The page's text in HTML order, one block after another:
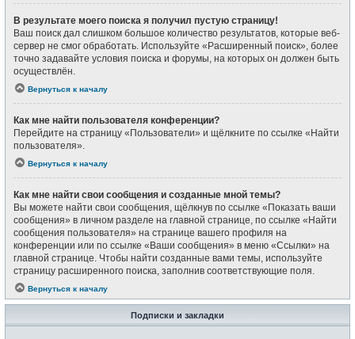
В результате моего поиска я получил пустую страницу!
Ваш поиск дал слишком большое количество результатов, которые веб-
сервер не смог обработать. Используйте «Расширенный поиск», более
точно задавайте условия поиска и форумы, на которых он должен быть
осуществлён.
Вернуться к началу
Как мне найти пользователя конференции?
Перейдите на страницу «Пользователи» и щёлкните по ссылке «Найти
пользователя».
Вернуться к началу
Как мне найти свои сообщения и созданные мной темы?
Вы можете найти свои сообщения, щёлкнув по ссылке «Показать ваши
сообщения» в личном разделе на главной странице, по ссылке «Найти
сообщения пользователя» на странице вашего профиля на
конференции или по ссылке «Ваши сообщения» в меню «Ссылки» на
главной странице. Чтобы найти созданные вами темы, используйте
страницу расширенного поиска, заполнив соответствующие поля.
Вернуться к началу
Подписки и закладки